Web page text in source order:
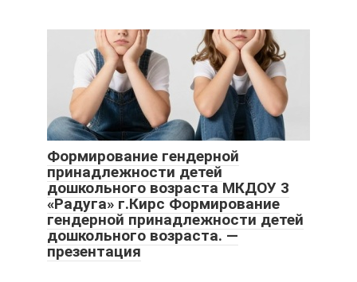
Формирование гендерной
принадлежности детей
дошкольного возраста МКДОУ 3
«Радуга» г.Кирс Формирование
гендерной принадлежности детей
дошкольного возраста. —
презентация